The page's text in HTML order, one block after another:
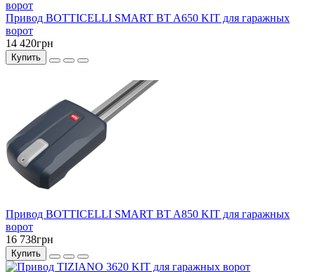
Привод BOTTICELLI SMART BT A650 KIT для гаражных
ворот
14 420грн
Купить
Привод BOTTICELLI SMART BT A850 KIT для гаражных
ворот
16 738грн
Купить